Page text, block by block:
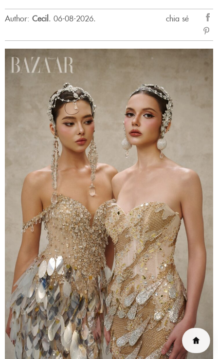
Author: Cecil. 06-08-2026.
chia sẻ
sẻ